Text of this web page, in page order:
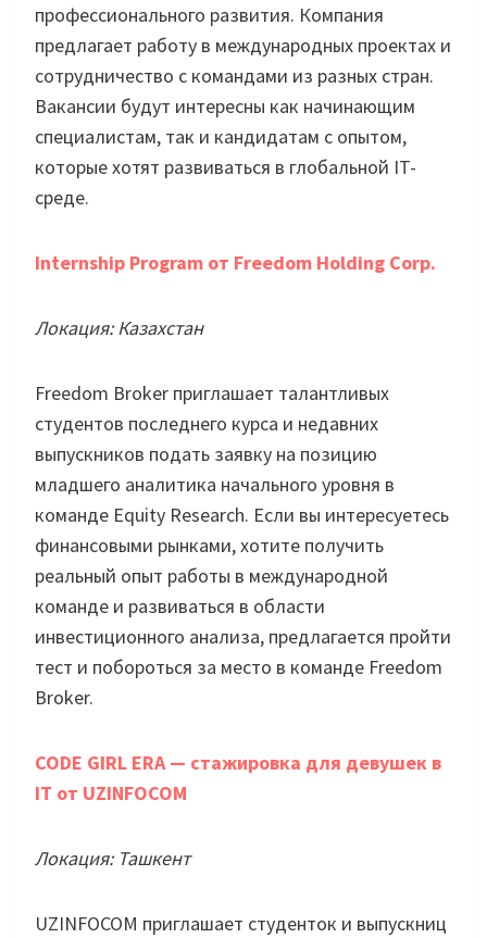
профессионального развития. Компания
предлагает работу в международных проектах и
сотрудничество с командами из разных стран.
Вакансии будут интересны как начинающим
специалистам, так и кандидатам с опытом,
которые хотят развиваться в глобальной IT-
среде.
Internship Program от Freedom Holding Corp.
Локация: Казахстан
Freedom Broker приглашает талантливых
студентов последнего курса и недавних
выпускников подать заявку на позицию
младшего аналитика начального уровня в
команде Equity Research. Если вы интересуетесь
финансовыми рынками, хотите получить
реальный опыт работы в международной
команде и развиваться в области
инвестиционного анализа, предлагается пройти
тест и побороться за место в команде Freedom
Broker.
CODE GIRL ERA — стажировка для девушек в
IT от UZINFOCOM
Локация: Ташкент
UZINFOCOM приглашает студенток и выпускниц